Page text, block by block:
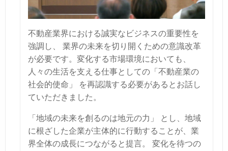
不動産業界における誠実なビジネスの重要性を
強調し、 業界の未来を切り開くための意識改革
が必要です。変化する市場環境においても、
人々の生活を支える仕事としての「不動産業の
社会的使命」 を再認識する必要があるとお話し
ていただきました。
「地域の未来を創るのは地元の力」 とし、地域
に根ざした企業が主体的に行動することが、業
界全体の成長につながると提言。 変化を待つの